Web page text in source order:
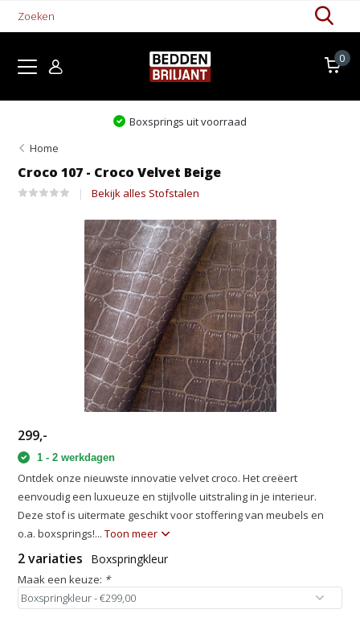
0
Boxsprings uit voorraad
Home
Croco 107 - Croco Velvet Beige
Bekijk alles Stofstalen
299,-
1 - 2 werkdagen
Ontdek onze nieuwste innovatie velvet croco. Het creëert
eenvoudig een luxueuze en stijlvolle uitstraling in je interieur.
Deze stof is uitermate geschikt voor stoffering van meubels en
o.a. boxsprings!...Toon meer
2 variaties Boxspringkleur
Maak een keuze: *